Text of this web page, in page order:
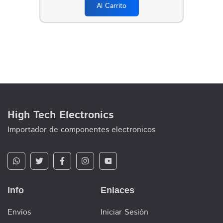
Al Carrito
High Tech Electronics
Importador de componentes electronicos
Info
Envíos
Enlaces
Iniciar Sesión